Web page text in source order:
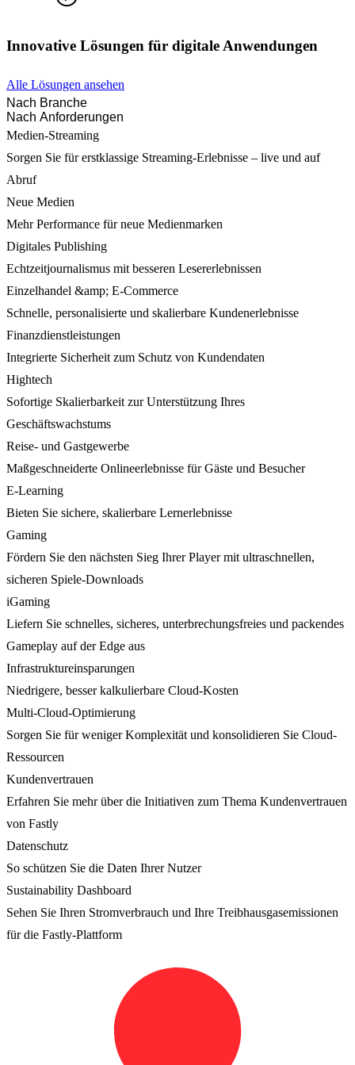
Innovative Lösungen für digitale Anwendungen
Alle Lösungen ansehen
Nach Branche
Nach Anforderungen
Medien-Streaming
Sorgen Sie für erstklassige Streaming-Erlebnisse – live und auf
Abruf
Neue Medien
Mehr Performance für neue Medienmarken
Digitales Publishing
Echtzeitjournalismus mit besseren Lesererlebnissen
Einzelhandel &amp; E-Commerce
Schnelle, personalisierte und skalierbare Kundenerlebnisse
Finanzdienstleistungen
Integrierte Sicherheit zum Schutz von Kundendaten
Hightech
Sofortige Skalierbarkeit zur Unterstützung Ihres
Geschäftswachstums
Reise- und Gastgewerbe
Maßgeschneiderte Onlineerlebnisse für Gäste und Besucher
E-Learning
Bieten Sie sichere, skalierbare Lernerlebnisse
Gaming
Fördern Sie den nächsten Sieg Ihrer Player mit ultraschnellen,
sicheren Spiele-Downloads
iGaming
Liefern Sie schnelles, sicheres, unterbrechungsfreies und packendes
Gameplay auf der Edge aus
Infrastruktureinsparungen
Niedrigere, besser kalkulierbare Cloud-Kosten
Multi-Cloud-Optimierung
Sorgen Sie für weniger Komplexität und konsolidieren Sie Cloud-
Ressourcen
Kundenvertrauen
Erfahren Sie mehr über die Initiativen zum Thema Kundenvertrauen
von Fastly
Datenschutz
So schützen Sie die Daten Ihrer Nutzer
Sustainability Dashboard
Sehen Sie Ihren Stromverbrauch und Ihre Treibhausgasemissionen
für die Fastly-Plattform